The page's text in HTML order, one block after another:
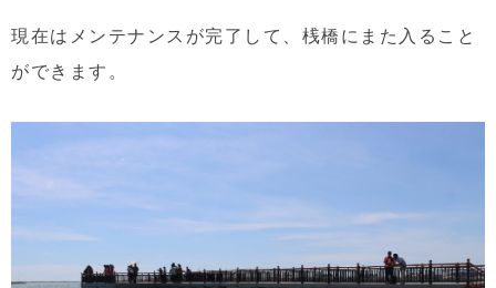
現在はメンテナンスが完了して、桟橋にまた入ること
ができます。